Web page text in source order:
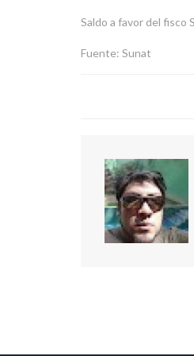
Saldo a favor del fisco
Fuente: Sunat